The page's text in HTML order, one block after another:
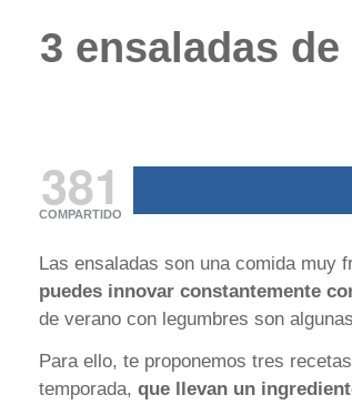
3 ensaladas
381
COMPARTIDO
Las ensaladas son una comida muy
puedes innovar constantemente
de verano con legumbres son
Para ello, te proponemos tres
temporada,que llevan un